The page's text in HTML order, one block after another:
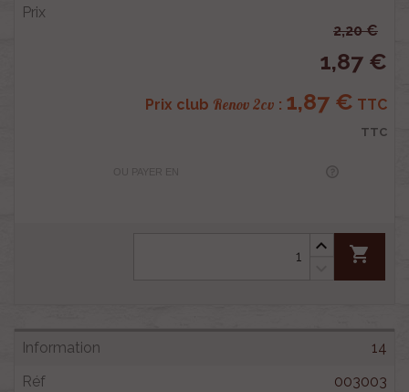
2,20 €
1,87 €
Prix club Renov 2cv : 1,87 € TTC
TTC
OU PAYER EN
shopping_cart
14
003003